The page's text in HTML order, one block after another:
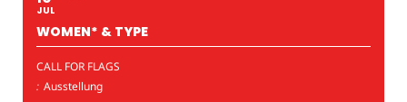
JUL
WOMEN* & TYPE
CALL FOR FLAGS
: Ausstellung